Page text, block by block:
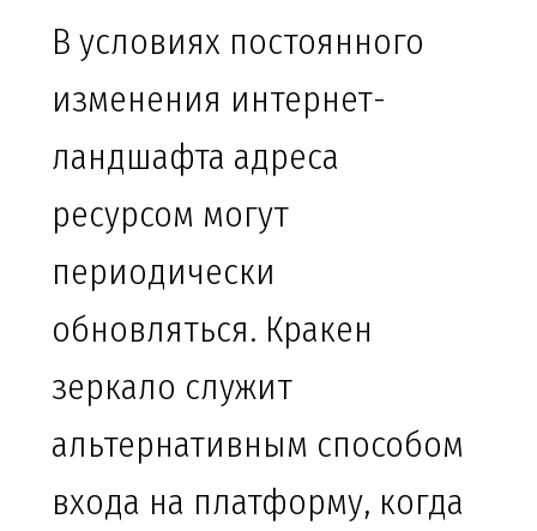
В условиях постоянного
изменения интернет-
ландшафта адреса
ресурсом могут
периодически
обновляться. Кракен
зеркало служит
альтернативным способом
входа на платформу, когда